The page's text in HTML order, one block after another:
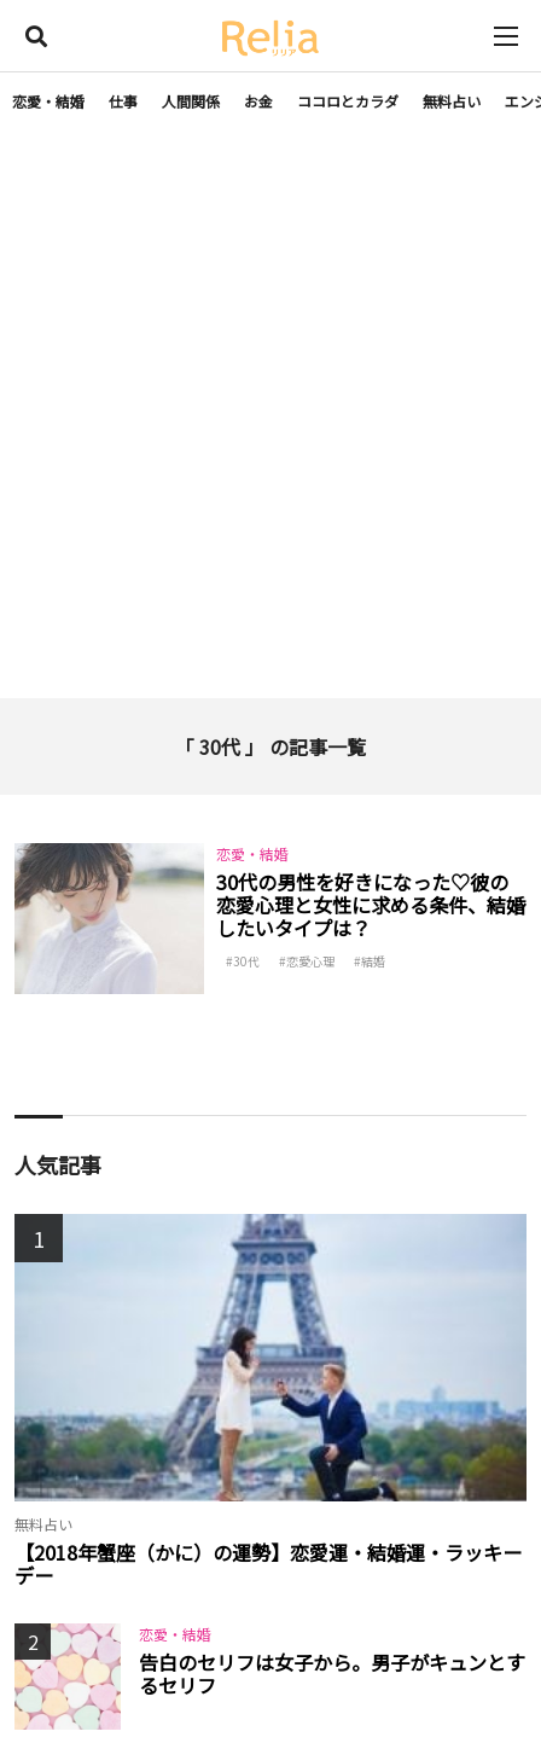
恋愛・結婚 仕事 人間関係 お金 ココロとカラダ 無料占い エン
「 30代 」 の記事一覧
恋愛・結婚
30代の男性を好きになった♡彼の
恋愛心理と女性に求める条件、結婚
したいタイプは？
30代 恋愛心理 結婚
人気記事
1
無料占い
【2018年蟹座（かに）の運勢】恋愛運・結婚運・ラッキー
デー
2 恋愛・結婚
告白のセリフは女子から。男子がキュンとす
るセリフ